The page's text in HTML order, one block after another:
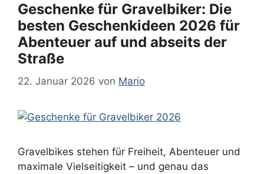
Geschenke für Gravelbiker: Die
besten Geschenkideen 2026 für
Abenteuer auf und abseits der
Straße
22. Januar 2026 von Mario
Gravelbikes stehen für Freiheit, Abenteuer und
maximale Vielseitigkeit – und genau das